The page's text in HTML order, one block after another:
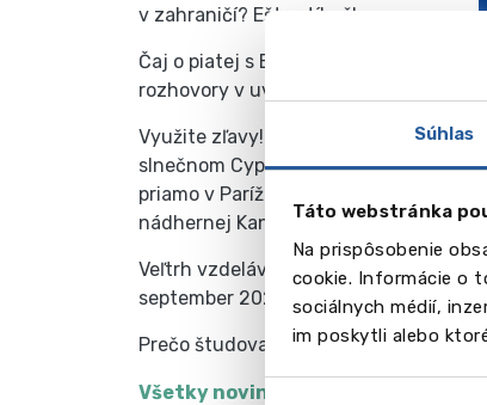
Súhlas
Táto webstránka
Na prispôsobenie
cookie. Informácie o
sociálnych médií,
im poskytli alebo
v zahraničí? Ešte stíhaš!
Čaj o piatej s BC Slovensko -
rozhovory v uvoľnenej atmosfére
Využite zľavy! Angličtina na
slnečnom Cypre, francúzština
priamo v Paríži, alebo mikrokurz v
nádhernej Kanade?
Veľtrh vzdelávania v zahraničí -
september 2025
Prečo študovať v Írsku
Všetky novinky